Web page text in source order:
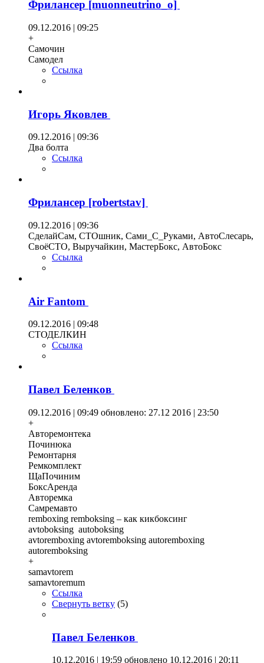
Фрилансер [muonneutrino_o]
09.12.2016 | 09:25
+
Самочин
Самодел
Ссылка
Игорь Яковлев
09.12.2016 | 09:36
Два болта
Ссылка
Фрилансер [robertstav]
09.12.2016 | 09:36
СделайСам, СТОшник, Сами_С_Руками, АвтоСлесарь,
СвоёСТО, Выручайкин, МастерБокс, АвтоБокс
Ссылка
Air Fantom
09.12.2016 | 09:48
СТОДЕЛКИН
Ссылка
Павел Беленков
09.12.2016 | 09:49 обновлено: 27.12 2016 | 23:50
+
Авторемонтека
Починюка
Ремонтарня
Ремкомплект
ЩаПочиним
БоксАренда
Авторемка
Самремавто
remboxing remboksing – как кикбоксинг
avtoboksing autoboksing
avtoremboxing avtoremboksing autoremboxing
autoremboksing
+
samavtorem
samavtoremum
Ссылка
Свернуть ветку (5)
Павел Беленков
10.12.2016 | 19:59 обновлено 10.12.2016 | 20:11